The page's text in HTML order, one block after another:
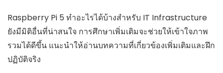
Raspberry Pi 5 ทำอะไรได้บ้างสำหรับ IT Infrastructure
ยังมีมิติอื่นที่น่าสนใจ การศึกษาเพิ่มเติมจะช่วยให้เข้าใจภาพ
รวมได้ดีขึ้น แนะนำให้อ่านบทความที่เกี่ยวข้องเพิ่มเติมและฝึก
ปฏิบัติจริง